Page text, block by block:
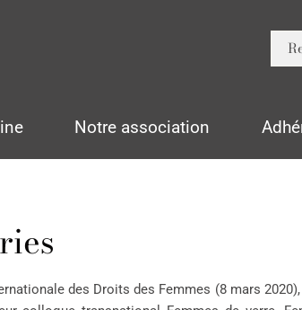
Notre association
des Droits des Femmes (8 mars 2020),